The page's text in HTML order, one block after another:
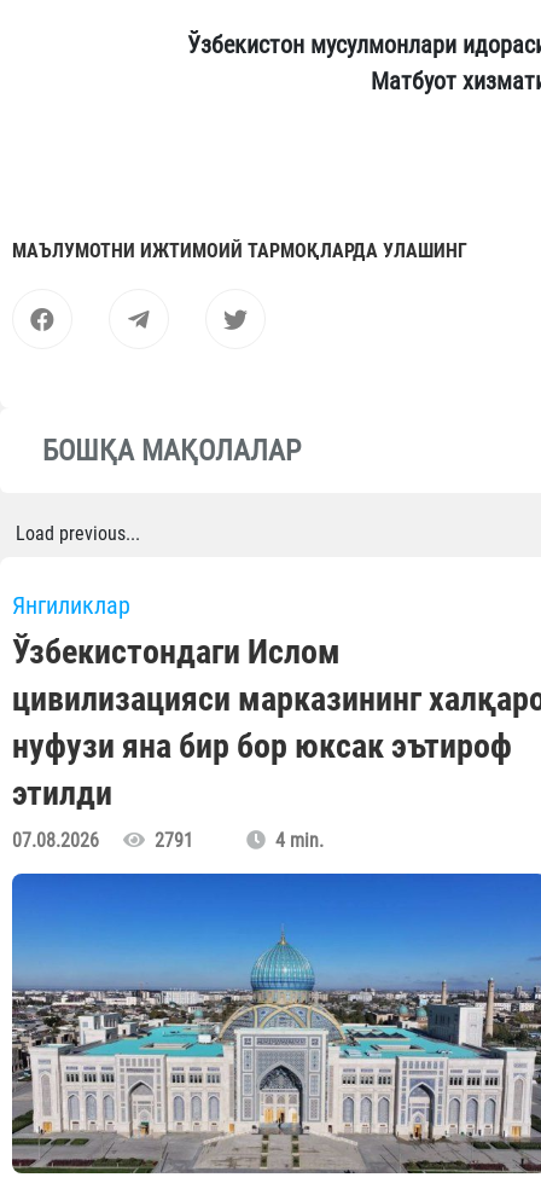
Ўзбекистон мусулмонлари
Матбуот
МАЪЛУМОТНИ ИЖТИМОИЙ ТАРМОҚЛАРДА УЛАШИНГ
БОШҚА МАҚОЛАЛАР
Load previous...
Янгиликлар
Ўзбекистондаги Ислом
цивилизацияси марказининг
нуфузи яна бир бор юксак эътироф
этилди
07.08.2026 2791 4 min.